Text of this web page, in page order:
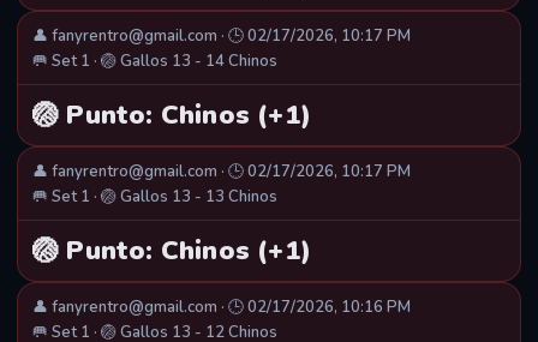
👤 fanyrentro@gmail.com · 🕒 02/17/2026, 10:17 PM
🥅 Set 1 · 🏐 Gallos 13 - 14 Chinos
🏐 Punto: Chinos (+1)
👤 fanyrentro@gmail.com · 🕒 02/17/2026, 10:17 PM
🥅 Set 1 · 🏐 Gallos 13 - 13 Chinos
🏐 Punto: Chinos (+1)
👤 fanyrentro@gmail.com · 🕒 02/17/2026, 10:16 PM
🥅 Set 1 · 🏐 Gallos 13 - 12 Chinos